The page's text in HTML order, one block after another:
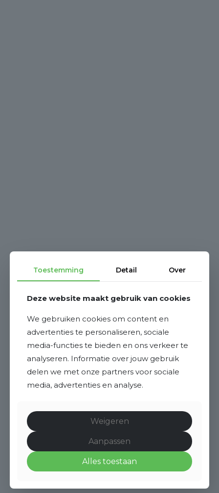
Toestemming Detail Over
Deze website maakt gebruik van cookies
We gebruiken cookies om content en
advertenties te personaliseren, sociale
media-functies te bieden en ons verkeer te
analyseren. Informatie over jouw gebruik
delen we met onze partners voor sociale
media, advertenties en analyse.
Weigeren
Aanpassen
Alles toestaan